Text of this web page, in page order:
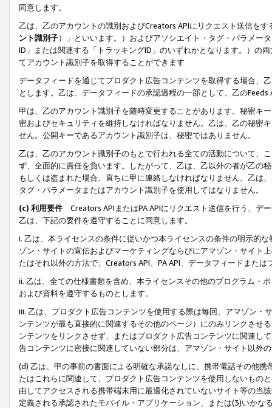
同意します。
乙は、乙のアカウントの識別およびCreators APIにリクエスト送信を
ント識別子）」といいます。）およびアソシエイト・タグ・パラメー
ID」または関連する「トラッキングID」のいずれかとなります。）の
てアカウント識別子を取得することができます
データフィードを通じてプロダクト広告コンテンツを取得する場合、
とします。乙は、データフィードの承認過程の一部として、乙の
甲は、乙のアカウント識別子を随時変更することがあります。秘密キ
密およびセキュリティを維持しなければなりません。乙は、乙の秘密
せん。公開キーであるアカウント識別子は、秘密ではありません。
乙は、乙のアカウント識別子のもとで行われる全ての活動について、
ず、全面的に責任を負います。したがって、乙は、乙以外の者が乙の
もしくは盗まれた場合、直ちに甲に連絡しなければなりません。乙は
タグ・パラメータまたはアカウント識別子を使用してはなりません。
(c) 利用要件 Creators APIまたはPA APIにリクエスト送信を行う、デ
乙は、下記の要件を遵守することに同意します。
i. 乙は、本ライセンスの条件に従いかつ本ライセンスの条件の明示的
ゾン・サイトの宣伝およびマーケティングならびにアマゾン・サイト
たはそれ以外の方法で、Creators API、PA API、データフィードまた
ii. 乙は、全ての仕様書類を含め、本ライセンスその他のプログラム・
および資料を遵守するものとします。
iii. 乙は、プロダクト広告コンテンツを使用する際は毎回、アマゾン
ンテンツが最も直接的に関連するその他のページ）にのみリンクさせ
ンテンツをリンクさせず、またはプロダクト広告コンテンツに関連し
告コンテンツに密接に関連していない部分は、アマゾン・サイト以外
(d) 乙は、甲の事前の書面による明確な承諾なしに、携帯電話その他
たはこれらに関連して、プロダクト広告コンテンツを使用しないもの
由してアクセスされる携帯端末用に最適化されていないサイト等の当
定義される承認されたモバイル・アプリケーション、または(3)いか